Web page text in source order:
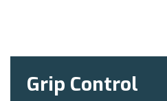
Grip Control